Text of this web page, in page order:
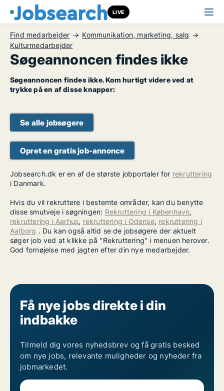
LIVE
Find medarbejder
Kommunikation, marketing, salg
Kulturmedarbejder
Søgeannoncen findes ikke
Søgeannoncen findes ikke. Kom hurtigt videre ved at
trykke på en af disse knapper:
Se alle jobsøgere
Opret en gratis job-annonce
Jobsearch.dk er en af de største jobportaler for rekruttering
i Danmark.
Hvis du vil rekruttere i bestemte områder, kan du benytte
disse smutveje i søgningen: Rekruttering i København,
rekruttering i Aarhus, rekruttering i Odense, rekruttering i
Aalborg . Du kan også altid se de jobsøgere der aktuelt
søger job ved at klikke på "Rekruttering" i menuen herover.
God fornøjelse med jagten efter din nye medarbejder.
Få nye jobs direkte i din
indbakke
Tilmeld dig vores nyhedsbrev og få gratis besked
om nye jobs, relevante muligheder og nyheder fra
jobmarkedet.